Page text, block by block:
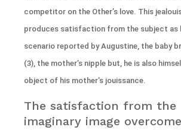
competitor on the Other’s love. This
produces satisfaction from the subject as
scenario reported by Augustine, the baby
(3), the mother’s nipple but, he is also
object of his mother’s jouissance.
The satisfaction from the
imaginary image